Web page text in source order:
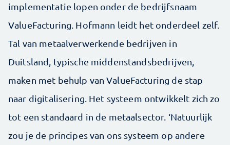
implementatie lopen onder de bedrijfsnaam
ValueFacturing. Hofmann leidt het onderdeel zelf.
Tal van metaalverwerkende bedrijven in
Duitsland, typische middenstandsbedrijven,
maken met behulp van ValueFacturing de stap
naar digitalisering. Het systeem ontwikkelt zich zo
tot een standaard in de metaalsector. ‘Natuurlijk
zou je de principes van ons systeem op andere